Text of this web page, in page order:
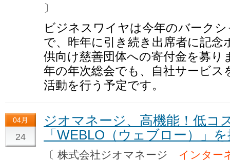
〕
ビジネスワイヤは今年のバーク
で、昨年に引き続き出席者に記
供向け慈善団体への寄付金を募
年の年次総会でも、自社サービ
活動を行う予定です。
04月
24
ジオマネージ、高機能！低コ
「WEBLO（ウェブロー）」
〔 株式会社ジオマネージ インター